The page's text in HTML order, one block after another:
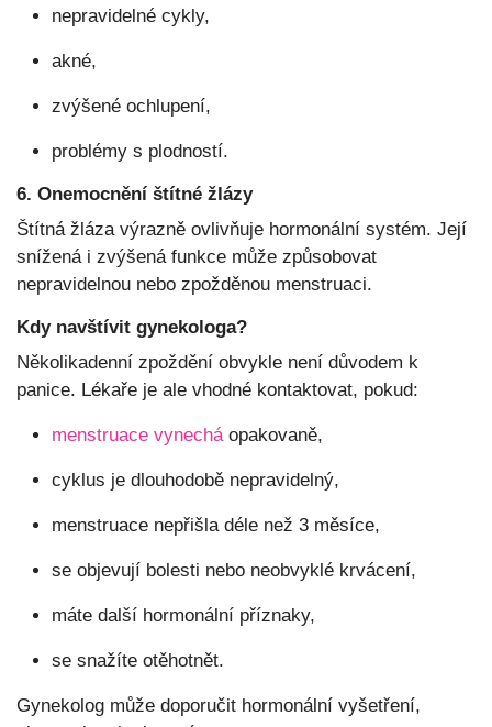
nepravidelné cykly,
akné,
zvýšené ochlupení,
problémy s plodností.
6. Onemocnění štítné žlázy
Štítná žláza výrazně ovlivňuje hormonální systém. Její
snížená i zvýšená funkce může způsobovat
nepravidelnou nebo zpožděnou menstruaci.
Kdy navštívit gynekologa?
Několikadenní zpoždění obvykle není důvodem k
panice. Lékaře je ale vhodné kontaktovat, pokud:
menstruace vynecháopakovaně,
cyklus je dlouhodobě nepravidelný,
menstruace nepřišla déle než 3 měsíce,
se objevují bolesti nebo neobvyklé krvácení,
máte další hormonální příznaky,
se snažíte otěhotnět.
Gynekolog může doporučit hormonální vyšetření,